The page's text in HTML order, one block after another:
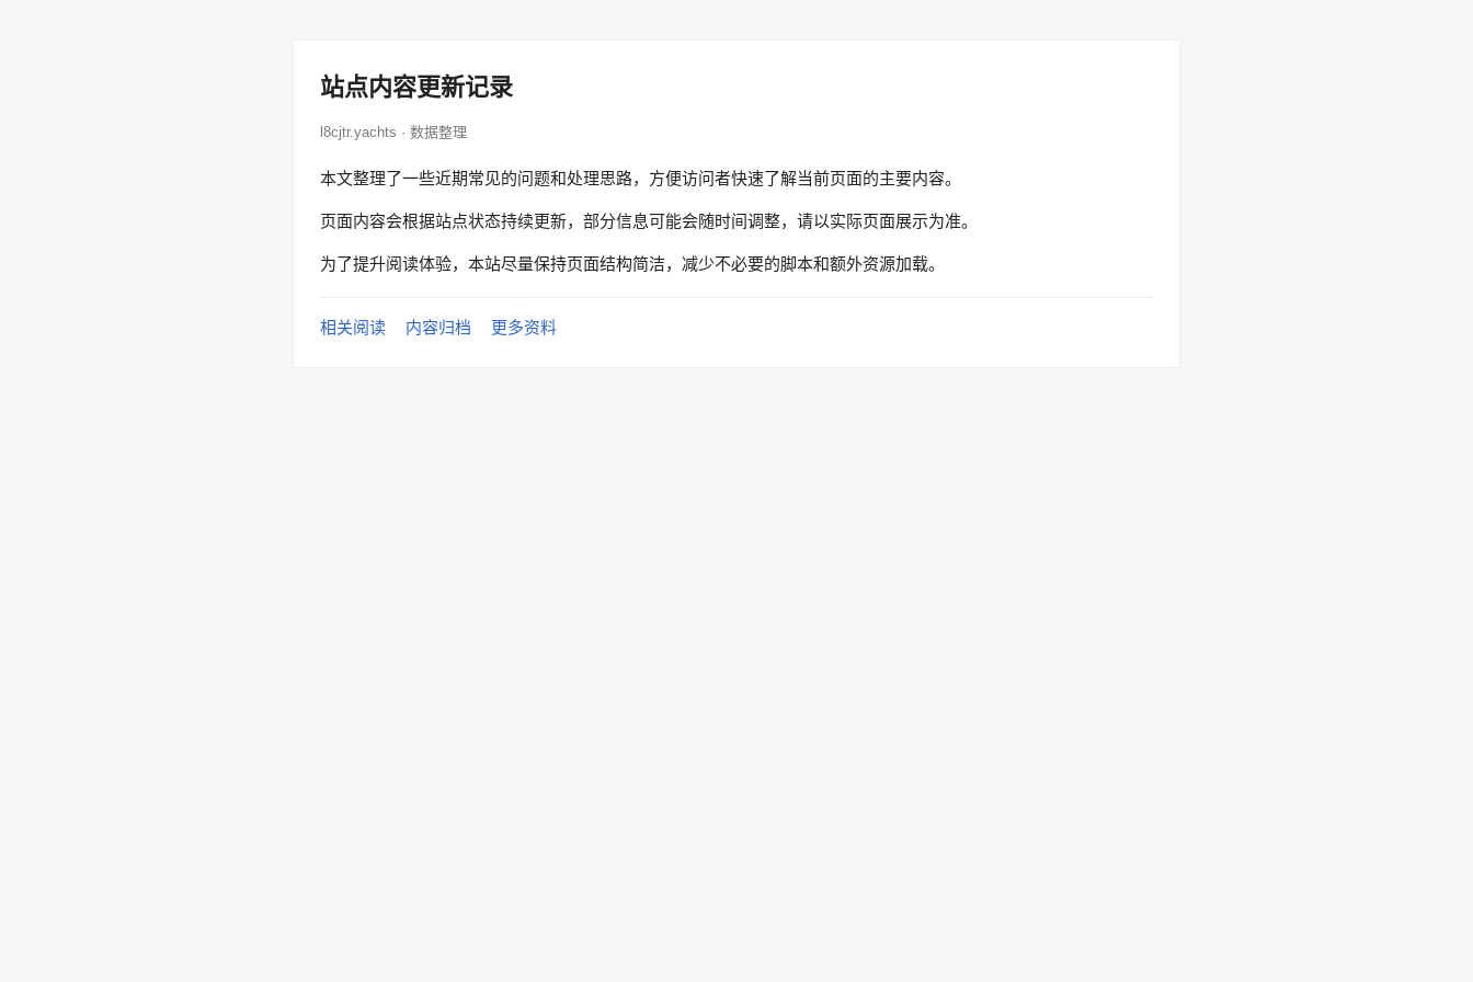
站点内容更新记录
l8cjtr.yachts · 数据整理
本文整理了一些近期常见的问题和处理思路，方便访问者快速了解当前页面的主要内容。
页面内容会根据站点状态持续更新，部分信息可能会随时间调整，请以实际页面展示为准。
为了提升阅读体验，本站尽量保持页面结构简洁，减少不必要的脚本和额外资源加载。
相关阅读 内容归档 更多资料